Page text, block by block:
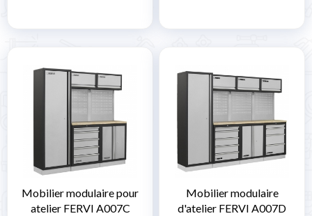
Mobilier modulaire pour
atelier FERVI A007C
Mobilier modulaire
d'atelier FERVI A007D